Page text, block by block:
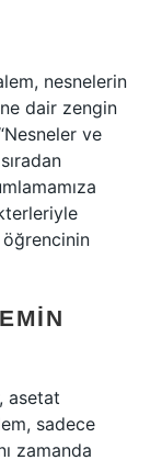
nesnelerin
dair zengin
ve
asetat
sadece
zamanda